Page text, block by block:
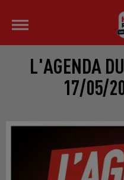
L'AGENDA
17/05/